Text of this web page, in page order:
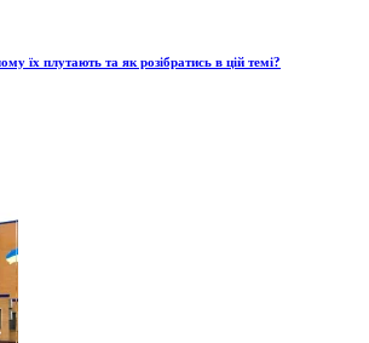
їх плутають та як розібратись в цій темі?